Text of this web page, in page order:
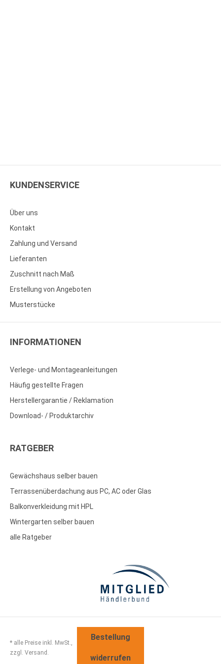
KUNDENSERVICE
Über uns
Kontakt
Zahlung und Versand
Lieferanten
Zuschnitt nach Maß
Erstellung von Angeboten
Musterstücke
INFORMATIONEN
Verlege- und Montageanleitungen
Häufig gestellte Fragen
Herstellergarantie / Reklamation
Download- / Produktarchiv
RATGEBER
Gewächshaus selber bauen
Terrassenüberdachung aus PC, AC oder Glas
Balkonverkleidung mit HPL
Wintergarten selber bauen
alle Ratgeber
* alle Preise inkl. MwSt.,
zzgl. Versand.
Bestellung
widerrufen